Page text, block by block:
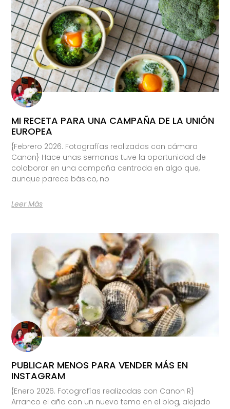
MI RECETA PARA UNA CAMPAÑA DE LA UNIÓN
EUROPEA
{Febrero 2026. Fotografías realizadas con cámara
Canon} Hace unas semanas tuve la oportunidad de
colaborar en una campaña centrada en algo que,
aunque parece básico, no
Leer Más
PUBLICAR MENOS PARA VENDER MÁS EN
INSTAGRAM
{Enero 2026. Fotografías realizadas con Canon R}
Arranco el año con un nuevo tema en el blog, alejado